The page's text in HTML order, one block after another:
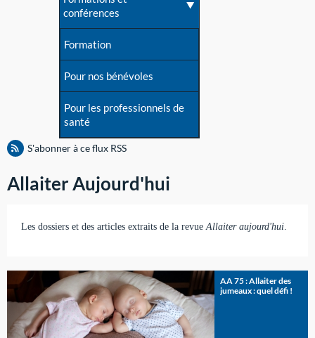
conférences
Formation
Pour nos bénévoles
Pour les professionnels de
santé
S'abonner à ce flux RSS
Allaiter Aujourd'hui
Les dossiers et des articles extraits de la revueAllaiter aujourd'hui.
AA 75 : Allaiter des
jumeaux : quel défi !